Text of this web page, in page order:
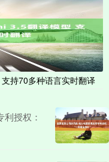
持70多种语言实时翻译
授权：